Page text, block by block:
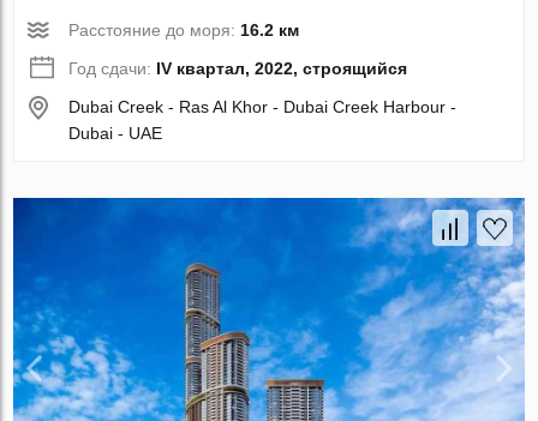
Расстояние до моря: 16.2 км
Год сдачи: IV квартал, 2022, строящийся
Dubai Creek - Ras Al Khor - Dubai Creek Harbour -
Dubai - UAE